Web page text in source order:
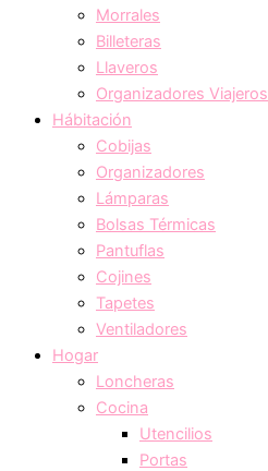
Morrales
Billeteras
Llaveros
Organizadores Viajeros
Hábitación
Cobijas
Organizadores
Lámparas
Bolsas Térmicas
Pantuflas
Cojines
Tapetes
Ventiladores
Hogar
Loncheras
Cocina
Utencilios
Portas